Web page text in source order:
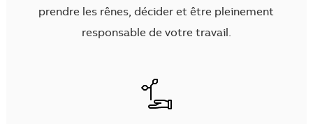
prendre les rênes, décider et être pleinement
responsable de votre travail.